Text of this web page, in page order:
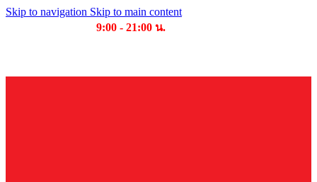
Skip to navigation Skip to main content
9:00 - 21:00 น.